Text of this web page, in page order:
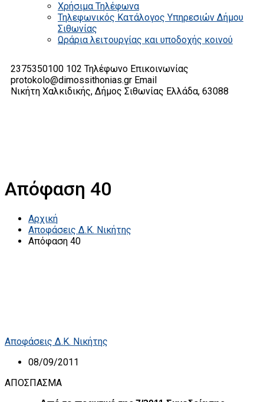
Χρήσιμα Τηλέφωνα
Τηλεφωνικός Κατάλογος Υπηρεσιών Δήμου
Σιθωνίας
Ωράρια λειτουργίας και υποδοχής κοινού
2375350100 102 Τηλέφωνο Επικοινωνίας
protokolo@dimossithonias.gr Email
Νικήτη Χαλκιδικής, Δήμος Σιθωνίας Ελλάδα, 63088
Απόφαση 40
Αρχική
Αποφάσεις Δ.Κ. Νικήτης
Απόφαση 40
Αποφάσεις Δ.Κ. Νικήτης
08/09/2011
ΑΠΟΣΠΑΣΜΑ